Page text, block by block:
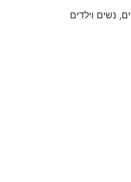
נשים וילדים